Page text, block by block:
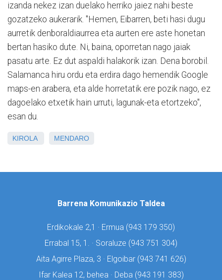
izanda nekez izan duelako herriko jaiez nahi beste
gozatzeko aukerarik. "Hemen, Eibarren, beti hasi dugu
aurretik denboraldiaurrea eta aurten ere aste honetan
bertan hasiko dute. Ni, baina, oporretan nago jaiak
pasatu arte. Ez dut aspaldi halakorik izan. Dena borobil.
Salamanca hiru ordu eta erdira dago hemendik Google
maps-en arabera, eta alde horretatik ere pozik nago, ez
dagoelako etxetik hain urruti, lagunak-eta etortzeko",
esan du.
KIROLA MENDARO
Barrena Komunikazio Taldea
Erdikokale 2,1 · Ermua (943 179 350)
Errabal 15, 1. · Soraluze (943 751 304)
Aita Agirre Plaza, 3 · Elgoibar (943 741 626)
Ifar Kalea 12, behea · Deba (943 191 383)